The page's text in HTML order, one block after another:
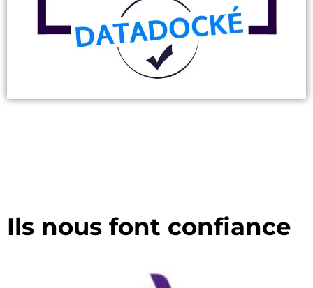
Ils nous font confiance